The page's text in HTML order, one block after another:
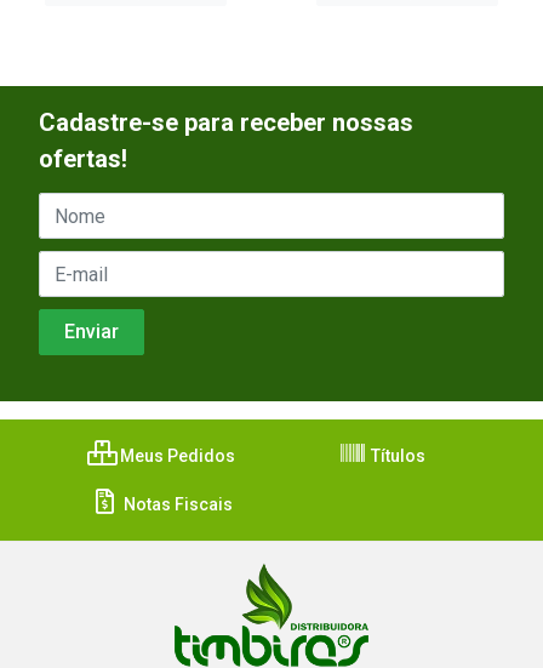
Cadastre-se para receber nossas
ofertas!
Meus Pedidos Títulos
Notas Fiscais